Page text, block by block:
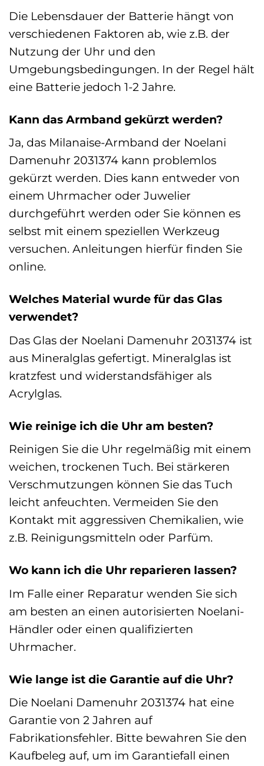
Die Lebensdauer der Batterie hängt von
verschiedenen Faktoren ab, wie z.B. der
Nutzung der Uhr und den
Umgebungsbedingungen. In der Regel hält
eine Batterie jedoch 1-2 Jahre.
Kann das Armband gekürzt werden?
Ja, das Milanaise-Armband der Noelani
Damenuhr 2031374 kann problemlos
gekürzt werden. Dies kann entweder von
einem Uhrmacher oder Juwelier
durchgeführt werden oder Sie können es
selbst mit einem speziellen Werkzeug
versuchen. Anleitungen hierfür finden Sie
online.
Welches Material wurde für das Glas
verwendet?
Das Glas der Noelani Damenuhr 2031374 ist
aus Mineralglas gefertigt. Mineralglas ist
kratzfest und widerstandsfähiger als
Acrylglas.
Wie reinige ich die Uhr am besten?
Reinigen Sie die Uhr regelmäßig mit einem
weichen, trockenen Tuch. Bei stärkeren
Verschmutzungen können Sie das Tuch
leicht anfeuchten. Vermeiden Sie den
Kontakt mit aggressiven Chemikalien, wie
z.B. Reinigungsmitteln oder Parfüm.
Wo kann ich die Uhr reparieren lassen?
Im Falle einer Reparatur wenden Sie sich
am besten an einen autorisierten Noelani-
Händler oder einen qualifizierten
Uhrmacher.
Wie lange ist die Garantie auf die Uhr?
Die Noelani Damenuhr 2031374 hat eine
Garantie von 2 Jahren auf
Fabrikationsfehler. Bitte bewahren Sie den
Kaufbeleg auf, um im Garantiefall einen